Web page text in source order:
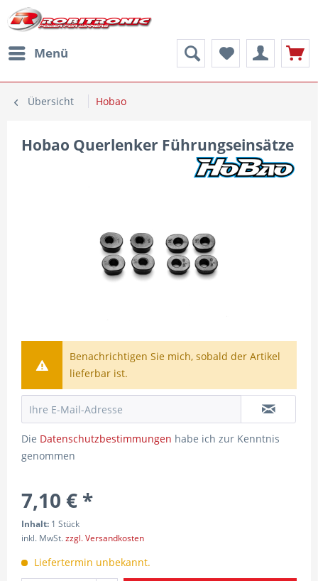
Menü
Übersicht Hobao
Hobao Querlenker Führungseinsätze
Benachrichtigen Sie mich, sobald der Artikel
lieferbar ist.
Die Datenschutzbestimmungen habe ich zur Kenntnis
genommen
7,10 € *
Inhalt: 1 Stück
inkl. MwSt.zzgl. Versandkosten
Liefertermin unbekannt.